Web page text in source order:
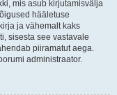
mis asub kirjutamisvälja
hääletuse
ja vähemalt kaks
sisesta see vastavale
piiramatut aega.
administraator.